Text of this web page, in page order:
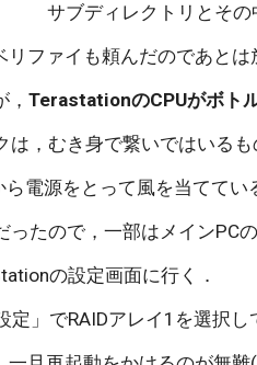
ファイも頼んだのであとは
，TerastationのCPUがボト
，むき身で繋いではいるも
電源をとって風を当ててい
たので，一部はメインPC
の設定画面に行く．
定」でRAIDアレイ1を選択